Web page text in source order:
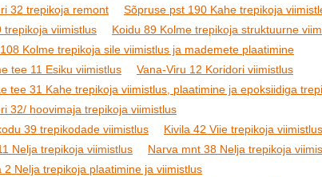
32 trepikoja remont
Sõpruse pst 190 Kahe trepikoja
trepikoja viimistlus
Koidu 89 Kolme trepikoja struktuurne
Kolme trepikoja sile viimistlus ja mademete plaatimine
tee 11 Esiku viimistlus
Vana-Viru 12 Koridori viimistlus
tee 31 Kahe trepikoja viimistlus, plaatimine ja epoksiidiga
32/ hoovimaja trepikoja viimistlus
39 trepikodade viimistlus
Kivila 42 Viie trepikoja viimistlus
Nelja trepikoja viimistlus
Narva mnt 38 Nelja trepikoja
2 Nelja trepikoja plaatimine ja viimistlus